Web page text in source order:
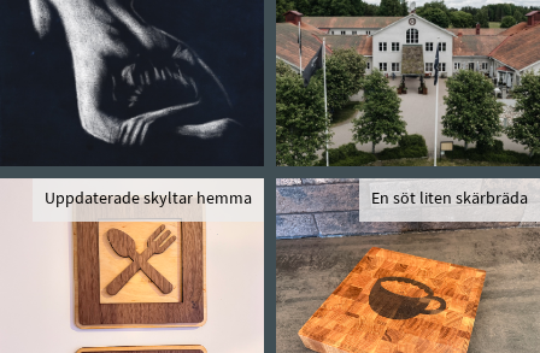
Uppdaterade skyltar hemma En söt liten skärbräda